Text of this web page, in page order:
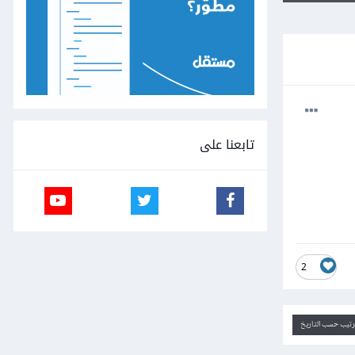
2
حسب التاريخ
تابعنا على